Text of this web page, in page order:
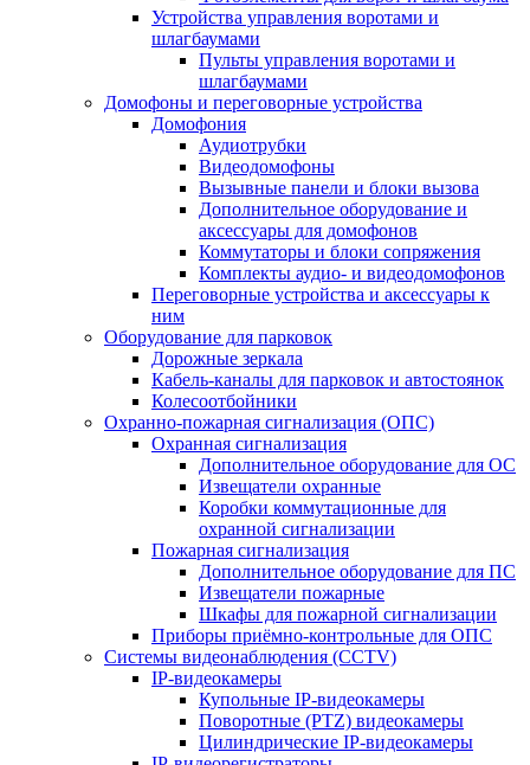
Устройства управления воротами и
шлагбаумами
Пульты управления воротами и
шлагбаумами
Домофоны и переговорные устройства
Домофония
Аудиотрубки
Видеодомофоны
Вызывные панели и блоки вызова
Дополнительное оборудование и
аксессуары для домофонов
Коммутаторы и блоки сопряжения
Комплекты аудио- и видеодомофонов
Переговорные устройства и аксессуары к
ним
Оборудование для парковок
Дорожные зеркала
Кабель-каналы для парковок и автостоянок
Колесоотбойники
Охранно-пожарная сигнализация (ОПС)
Охранная сигнализация
Дополнительное оборудование для ОС
Извещатели охранные
Коробки коммутационные для
охранной сигнализации
Пожарная сигнализация
Дополнительное оборудование для ПС
Извещатели пожарные
Шкафы для пожарной сигнализации
Приборы приёмно-контрольные для ОПС
Системы видеонаблюдения (CCTV)
IP-видеокамеры
Купольные IP-видеокамеры
Поворотные (PTZ) видеокамеры
Цилиндрические IP-видеокамеры